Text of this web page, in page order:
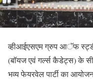
व्हीआईएसएम ग्रुप आॅफ
(बॉयज एवं गर्ल्स कैडेट्स) के
भव्य फेयरवेल पार्टी का